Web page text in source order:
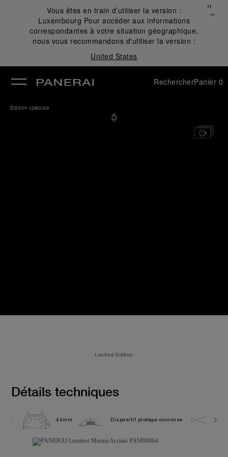
Vous êtes en train d’utiliser la version :
Luxembourg Pour accéder aux informations
correspondantes à votre situation géographique,
nous vous recommandons d'utiliser la version :
United States
Fermer
✕
RechercherPanier 0
Édition spéciale
Limited Edition
Détails techniques
44mm Dispositif protège-couronne